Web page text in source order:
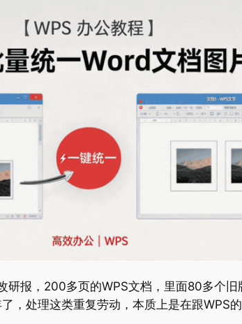
研报，200多页的WPS文档，里面80多个
处理这类重复劳动，本质上是在跟WPS的